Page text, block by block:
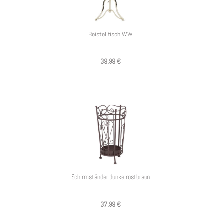
Beistelltisch WW
39.99 €
Schirmständer dunkelrostbraun
37.99 €